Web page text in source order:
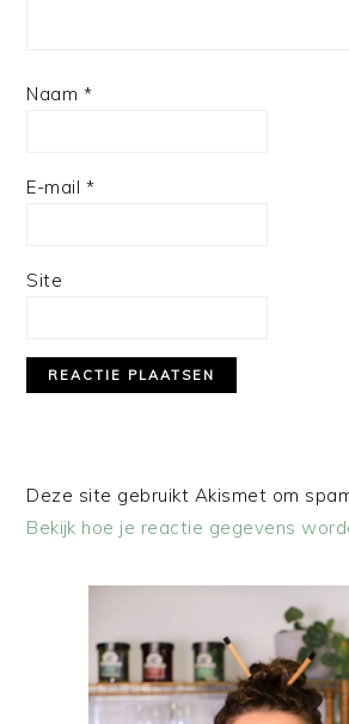
Naam *
E-mail *
Site
Deze site gebruikt Akismet om
Bekijk hoe je reactie gegevens